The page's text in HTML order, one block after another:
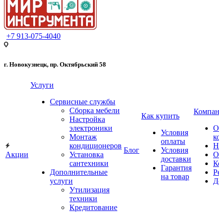
+7 913-075-4040
г. Новокузнецк, пр. Октябрьский 58
Акции
Услуги
Сервисные службы
Сборка мебели
Настройка
электроники
Монтаж
кондиционеров
Установка
сантехники
Дополнительные
услуги
Утилизация
техники
Кредитование
Блог
Как купить
Условия
оплаты
Условия
доставки
Гарантия
на товар
О